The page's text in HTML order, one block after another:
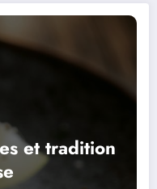
et tradition